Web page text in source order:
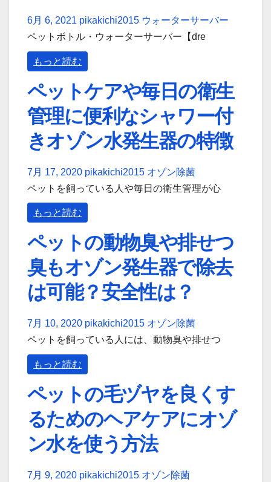
6月 6, 2021 pikakichi2015 ウォーターサーバー
ペットボトル・ウォーターサーバー【dre
もっと読む
ペットケアや毎日の衛生
管理に便利なシャワー付
きオゾン水発生器の特徴
7月 17, 2020 pikakichi2015 オゾン除菌
ペットを飼っている人や毎日の衛生管理が心
もっと読む
ペットの動物臭や排せつ
臭もオゾン発生器で除去
は可能？安全性は？
7月 10, 2020 pikakichi2015 オゾン除菌
ペットを飼っている人には、動物臭や排せつ
もっと読む
ペットの毛ヅヤを良くす
るためのヘアケアにオゾ
ン水を使う方法
7月 9, 2020 pikakichi2015 オゾン除菌